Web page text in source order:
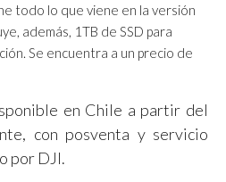
todo lo que viene en la versión
además, 1TB de SSD para
Se encuentra a un precio de
en Chile a partir del
con posventa y servicio
por DJI.